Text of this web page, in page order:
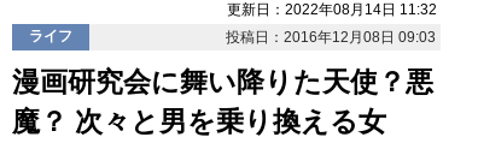
更新日：2022年08月14日 11:32
ライフ
投稿日：2016年12月08日 09:03
漫画研究会に舞い降りた天使？悪
魔？ 次々と男を乗り換える女